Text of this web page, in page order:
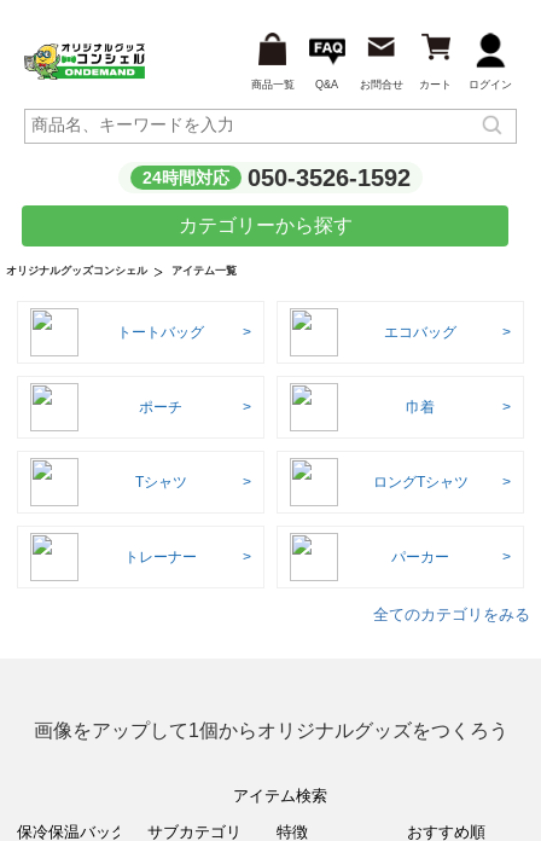
商品一覧 Q&A お問合せ カート ログイン
24時間対応 050-3526-1592
カテゴリーから探す
オリジナルグッズコンシェル アイテム一覧
トートバッグ エコバッグ
ポーチ 巾着
Tシャツ ロングTシャツ
トレーナー パーカー
全てのカテゴリをみる
画像をアップして1個からオリジナルグッズをつくろう
アイテム検索